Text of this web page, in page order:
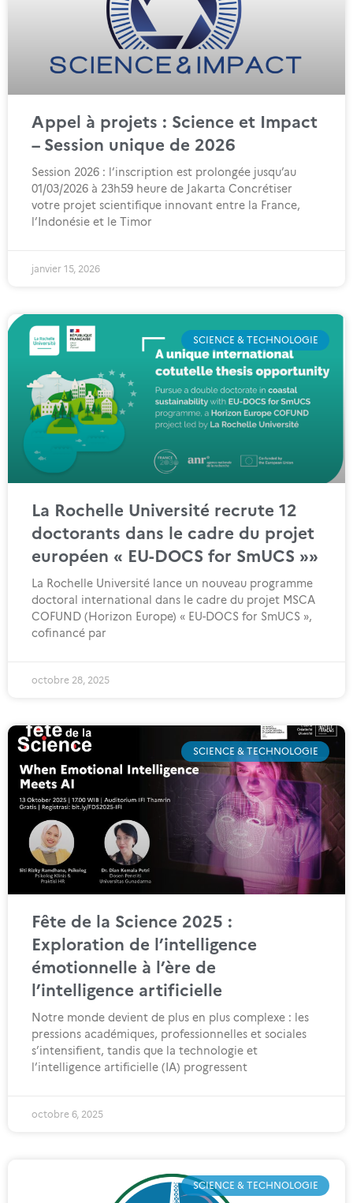
Appel à projets : Science et Impact
– Session unique de 2026
Session 2026 : l’inscription est prolongée jusqu’au
01/03/2026 à 23h59 heure de Jakarta Concrétiser
votre projet scientifique innovant entre la France,
l’Indonésie et le Timor
janvier 15, 2026
SCIENCE & TECHNOLOGIE
La Rochelle Université recrute 12
doctorants dans le cadre du projet
européen « EU-DOCS for SmUCS »»
La Rochelle Université lance un nouveau programme
doctoral international dans le cadre du projet MSCA
COFUND (Horizon Europe) « EU-DOCS for SmUCS »,
cofinancé par
octobre 28, 2025
SCIENCE & TECHNOLOGIE
Fête de la Science 2025 :
Exploration de l’intelligence
émotionnelle à l’ère de
l’intelligence artificielle
Notre monde devient de plus en plus complexe : les
pressions académiques, professionnelles et sociales
s’intensifient, tandis que la technologie et
l’intelligence artificielle (IA) progressent
octobre 6, 2025
SCIENCE & TECHNOLOGIE